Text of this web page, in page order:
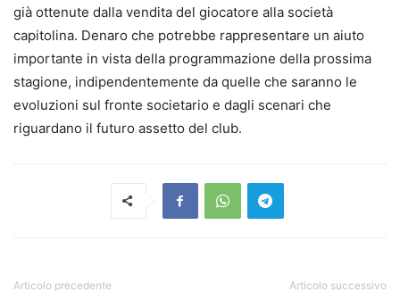
già ottenute dalla vendita del giocatore alla società
capitolina. Denaro che potrebbe rappresentare un aiuto
importante in vista della programmazione della prossima
stagione, indipendentemente da quelle che saranno le
evoluzioni sul fronte societario e dagli scenari che
riguardano il futuro assetto del club.
Articolo precedente Articolo successivo